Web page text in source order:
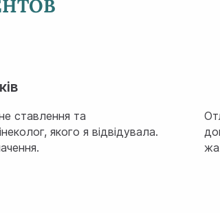
ставлення та
якого я відвідувала.